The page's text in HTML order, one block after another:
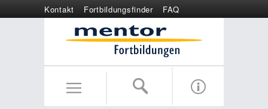
Kontakt Fortbildungsfinder
FAQ
Online anmelden
Wertgutschein